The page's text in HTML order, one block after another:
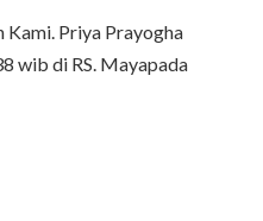
Kami. Priya Prayogha
wib di RS. Mayapada